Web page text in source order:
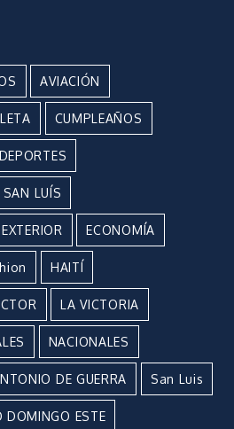
AVIACIÓN
CUMPLEAÑOS
DEPORTES
LUÍS
ECONOMÍA
HAITÍ
LA VICTORIA
NACIONALES
DE GUERRA San Luis
DOMINGO ESTE